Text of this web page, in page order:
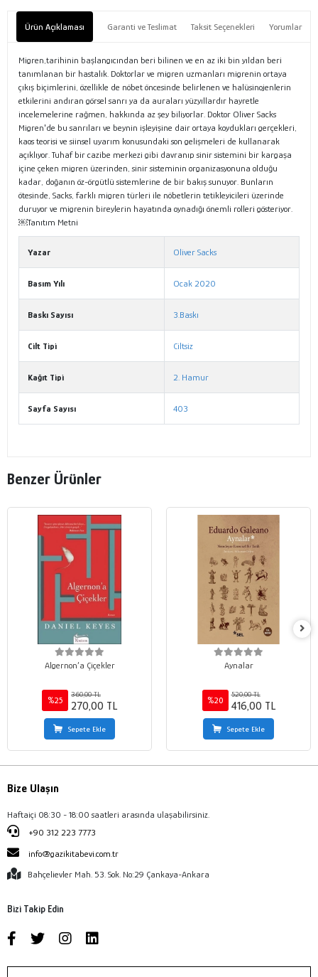
Ürün Açıklaması Garanti ve Teslimat Taksit Seçenekleri Yorumlar
Migren,tarihinin başlangıcından beri bilinen ve en az iki bin yıldan beri
tanımlanan bir hastalık. Doktorlar ve migren uzmanları migrenin ortaya
çıkış biçimlerini, özellikle de nöbet öncesinde belirlenen ve halüsinojenlerin
etkilerini andıran görsel sanrı ya da auraları yüzyıllardır hayretle
incelemelerine rağmen, hakkında az şey biliyorlar. Doktor Oliver Sacks
Migren'de bu sanrıları ve beynin işleyişine dair ortaya koydukları gerçekleri,
kaos teorisi ve siinsel uyarım konusundaki son gelişmeleri de kullanarak
açıklıyor. Tuhaf bir cazibe merkezi gibi davranıp sinir sistemini bir kargaşa
içine çeken migren üzerinden, sinir sisteminin organizasyonuna olduğu
kadar, doğanın öz-örgütlü sistemlerine de bir bakış sunuyor. Bunların
ötesinde, Sacks, farklı migren türleri ile nöbetlerin tetikleyicileri üzerinde
duruyor ve migrenin bireylerin hayatında oynadığı önemli rolleri gösteriyor.
￼Tanıtım Metni
Yazar Oliver Sacks
Basım Yılı Ocak 2020
Baskı Sayısı 3.Baskı
Cilt Tipi Ciltsiz
Kağıt Tipi 2. Hamur
Sayfa Sayısı 403
Benzer Ürünler
Algernon’a Çiçekler
%25
360,00 TL
270,00 TL
Sepete Ekle
Aynalar
%20
520,00 TL
416,00 TL
Sepete Ekle
Bize Ulaşın
Haftaiçi 08:30 - 18:00 saatleri arasında ulaşabilirsiniz.
+90 312 223 7773
info@gazikitabevi.com.tr
Bahçelievler Mah. 53. Sok. No:29 Çankaya-Ankara
Bizi Takip Edin